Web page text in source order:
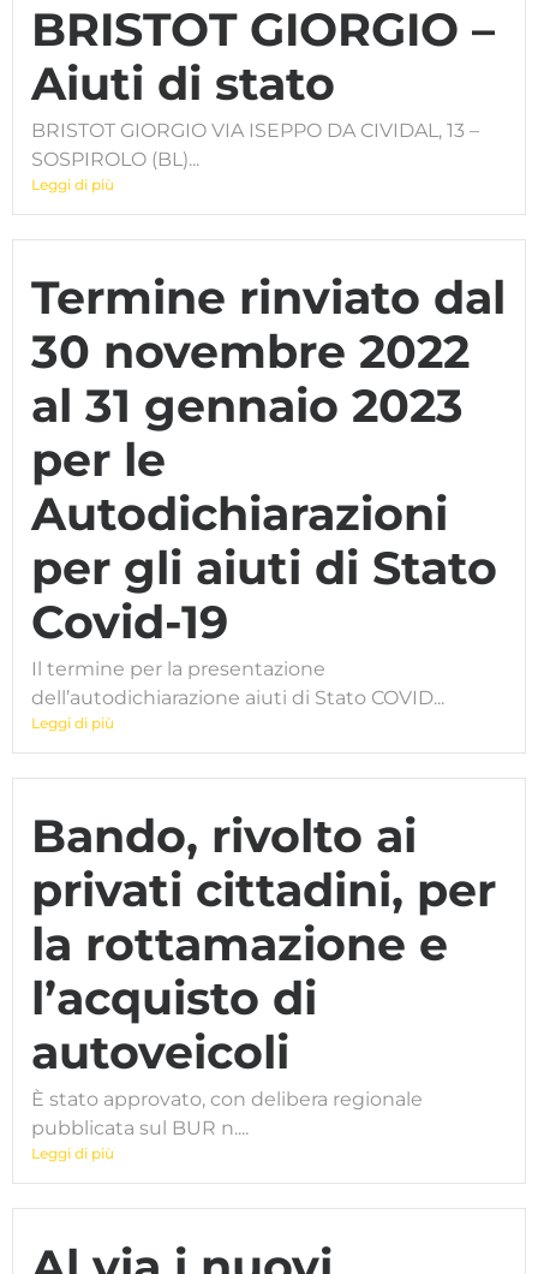
BRISTOT GIORGIO –
Aiuti di stato
BRISTOT GIORGIO VIA ISEPPO DA CIVIDAL, 13 –
SOSPIROLO (BL)...
Leggi di più
Termine rinviato dal
30 novembre 2022
al 31 gennaio 2023
per le
Autodichiarazioni
per gli aiuti di Stato
Covid-19
Il termine per la presentazione
dell’autodichiarazione aiuti di Stato COVID...
Leggi di più
Bando, rivolto ai
privati cittadini, per
la rottamazione e
l’acquisto di
autoveicoli
È stato approvato, con delibera regionale
pubblicata sul BUR n....
Leggi di più